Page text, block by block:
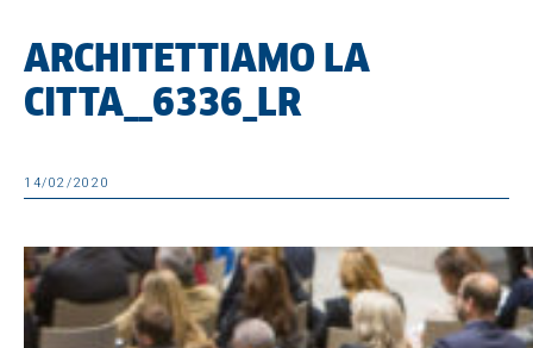
ARCHITETTIAMO LA
CITTA__6336_LR
14/02/2020